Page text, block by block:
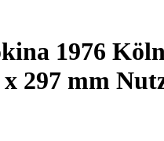
1976
297 mm